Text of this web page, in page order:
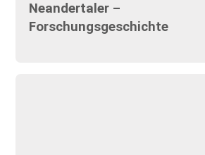
Neandertaler –
Forschungsgeschichte